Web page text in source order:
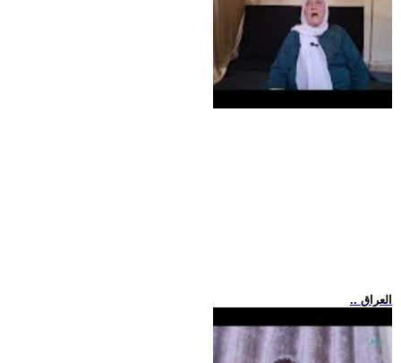
.. العراق